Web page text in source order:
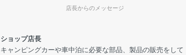
店長からのメッセージ
ショップ店長
キャンピングカーや車中泊に必要な部品、製品の販売をして